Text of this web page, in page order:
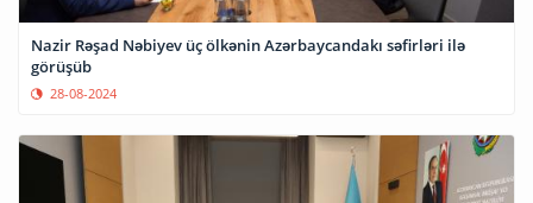
Nazir Rəşad Nəbiyev üç ölkənin Azərbaycandakı səfirləri ilə
görüşüb
28-08-2024